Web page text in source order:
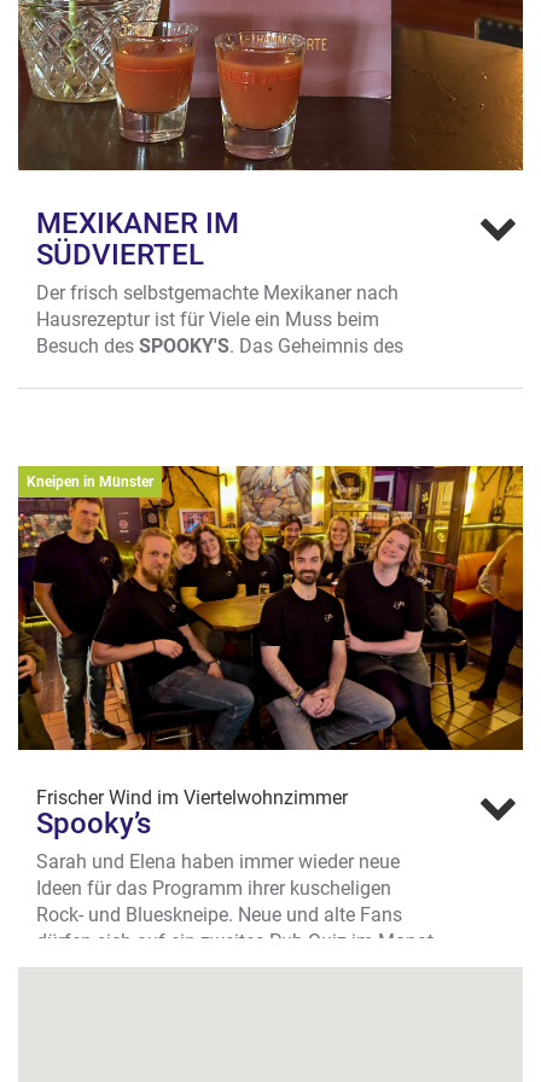
MEXIKANER IM
SÜDVIERTEL
Der frisch selbstgemachte Mexikaner nach
Hausrezeptur ist für Viele ein Muss beim
Besuch des SPOOKY'S. Das Geheimnis des
Tasting-Tipp: 4-10 Whisky-Freunde können
den kuscheligen Roten Salon im Spookys
neuerdings für einen unterhaltsamen
Probierabend buchen. Für schlanke 25 € p.P.
gibt’s einiges zu kosten und viel zu erzählen.
Wo? Hammer Str. 66, Südviertel
Kneipen in Münster
Frischer Wind im Viertelwohnzimmer
Spooky’s
Sarah und Elena haben immer wieder neue
Ideen für das Programm ihrer kuscheligen
Rock- und Blueskneipe. Neue und alte Fans
dürfen sich auf ein zweites Pub-Quiz im Monat
freuen und endlich gibt es auch Spooky-